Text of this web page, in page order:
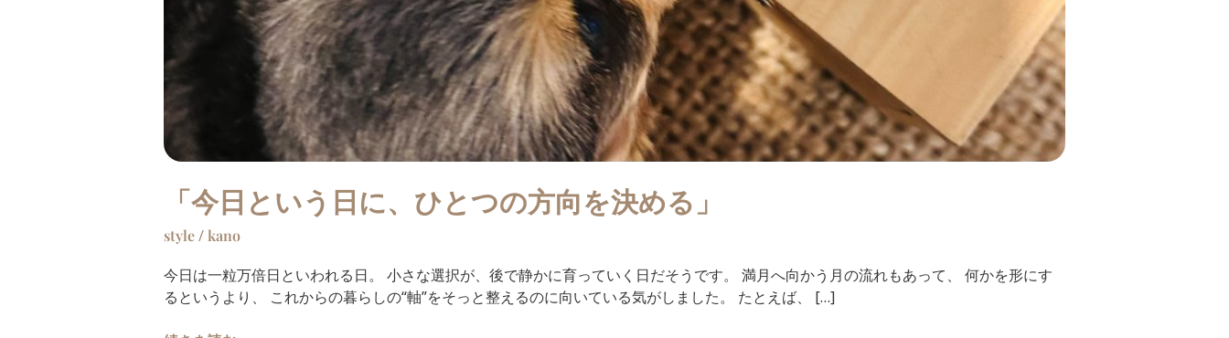
「今日という日に、ひとつの方向を決める」
style/kano
今日は一粒万倍日といわれる日。 小さな選択が、後で静かに育っていく日だそうです。 満月へ向かう月の流れもあって、 何かを形にす
るというより、 これからの暮らしの“軸”をそっと整えるのに向いている気がしました。 たとえば、 […]